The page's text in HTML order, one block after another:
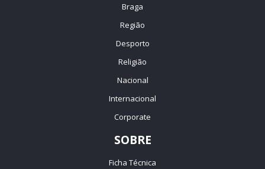
Braga
Região
Desporto
Religião
Nacional
Internacional
Corporate
SOBRE
Ficha Técnica